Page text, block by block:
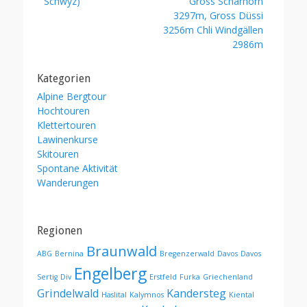
3297m, Gross Düssi
3256m Chli Windgällen
2986m
Kategorien
Alpine Bergtour
Hochtouren
Klettertouren
Lawinenkurse
Skitouren
Spontane Aktivität
Wanderungen
Regionen
ABG Bernina Braunwald Bregenzerwald Davos Davos
Sertig Div Engelberg Erstfeld Furka Griechenland
Grindelwald Haslital Kalymnos Kandersteg Kiental